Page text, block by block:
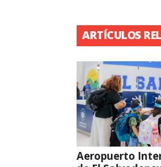
ARTÍCULOS
Aeropuerto